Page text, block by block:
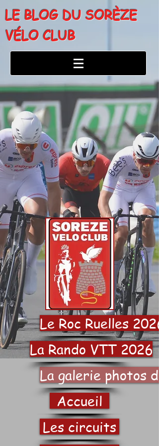
LE BLOG DU SORÈZE
VÉLO CLUB
Le Roc Ruelles 2026
La Rando VTT 2026
La galerie photos
Accueil
Les circuits